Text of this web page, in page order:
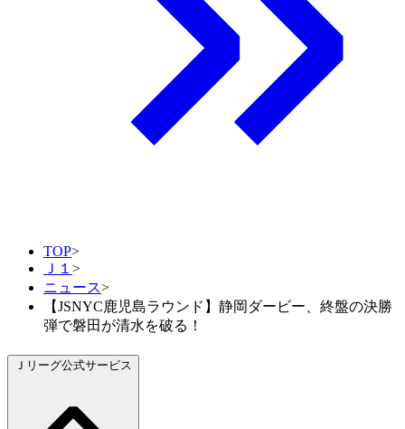
TOP>
Ｊ１ >
ニュース>
【JSNYC鹿児島ラウンド】静岡ダービー、終盤の決勝
弾で磐田が清水を破る！
Ｊリーグ公式サービス